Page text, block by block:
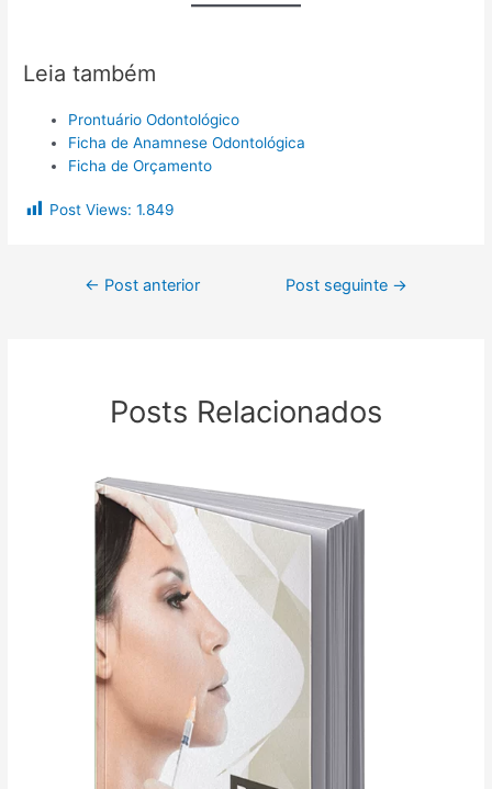
Leia também
Prontuário Odontológico
Ficha de Anamnese Odontológica
Ficha de Orçamento
Post Views: 1.849
← Post anterior Post seguinte →
Posts Relacionados